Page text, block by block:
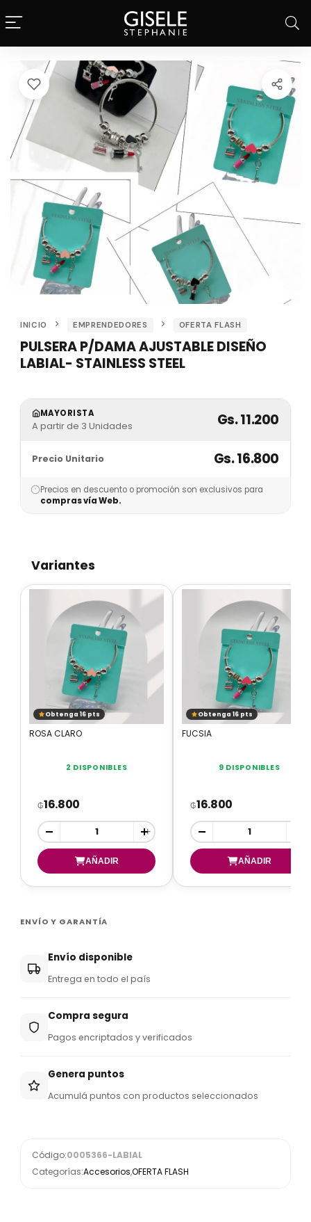
INICIO EMPRENDEDORES OFERTA FLASH
PULSERA P/DAMA AJUSTABLE DISEÑO
LABIAL- STAINLESS STEEL
MAYORISTA
A partir de 3 Unidades Gs. 11.200
Precio Unitario Gs. 16.800
Precios en descuento o promoción son exclusivos para
compras vía Web.
Variantes
Obtenga 16 pts
ROSA CLARO
2 DISPONIBLES
₲16.800
- +
Obtenga 16 pts
FUCSIA
9 DISPONIBLES
₲16.800
-
ENVÍO Y GARANTÍA
Envío disponible
Entrega en todo el país
Compra segura
Pagos encriptados y verificados
Genera puntos
Acumulá puntos con productos seleccionados
Código:0005366-LABIAL
Categorías:Accesorios,OFERTA FLASH